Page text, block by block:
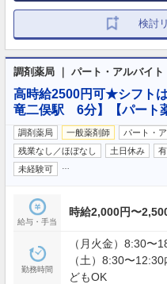
検討
調剤薬局 ｜ パート・アルバイト
高時給2500円可★シフト
竜二俣駅 6分】【パート
調剤薬局 一般薬剤師 パート・
残業なし／ほぼなし
土日休み
未経験可
給与・手当
時給2,000円〜
勤務時間
（月火金）8:30〜
（土）8:30〜
どもOK